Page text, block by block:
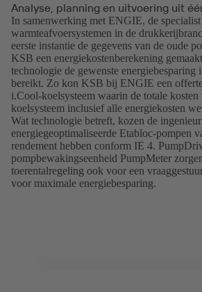
Analyse, planning en uitvoering uit
In samenwerking met ENGIE, de
warmteafvoersystemen in de
eerste instantie de gegevens van de oude
KSB een energiekostenberekening
technologie de gewenste
bereikt. Zo kon KSB bij ENGIE een
i.Cool-koelsysteem waarin de totale
koelsysteem inclusief alle energiekosten
Wat technologie betreft, kozen de
energiegeoptimaliseerde Etabloc-pompen
rendement hebben conform IE 4.
pompbewakingseenheid PumpMeter
toerentalregeling ook voor een
voor maximale energiebesparing.